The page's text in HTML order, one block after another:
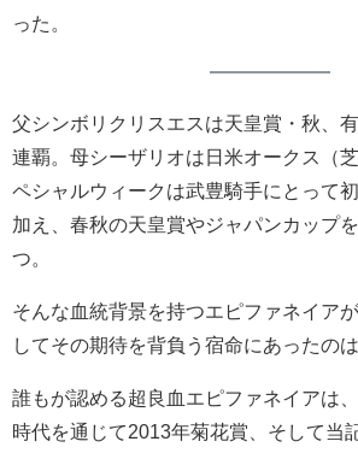
った。
父シンボリクリスエスは天皇賞・秋、
連覇。母シーザリオは日米オークス（
ペシャルウィークは武豊騎手にとって
加え、春秋の天皇賞やジャパンカップ
つ。
そんな血統背景を持つエピファネイア
してその期待を背負う宿命にあったの
誰もが認める超良血エピファネイアは
時代を通じて2013年菊花賞、そして当